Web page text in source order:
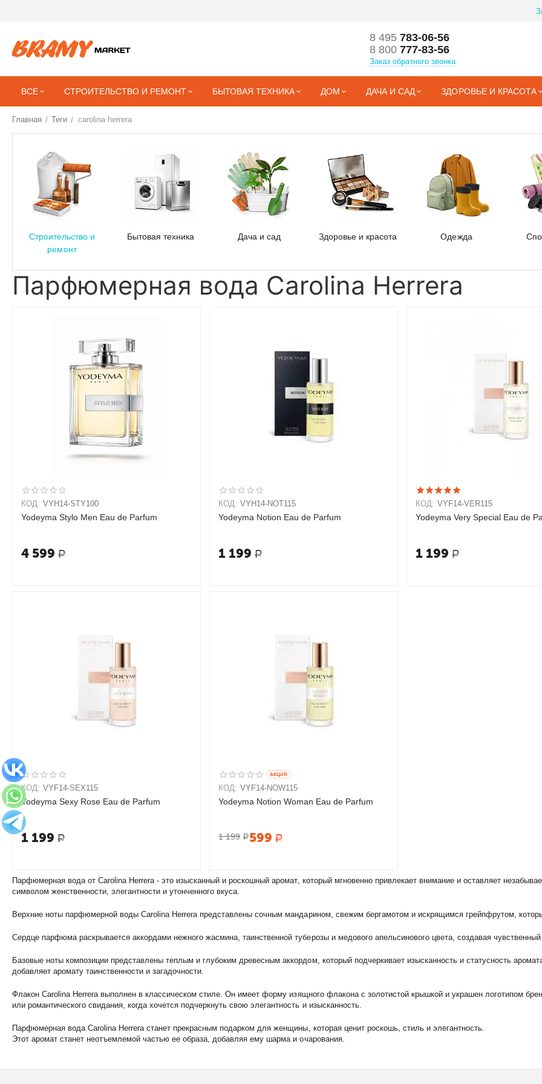
8 495783-06-56
8 800777-83-56
Заказ обратного звонка
ВСЕ СТРОИТЕЛЬСТВО И РЕМОНТ БЫТОВАЯ ТЕХНИКА ДОМ ДАЧА И САД ЗДОРОВЬЕ И КРАСОТА
Главная / Теги / carolina herrera
Строительство и
ремонт
Бытовая техника Дача и сад Здоровье и красота Одежда
Парфюмерная вода Carolina Herrera
КОД: VYH14-STY100
Yodeyma Stylo Men Eau de Parfum
4 599 Р
КОД: VYH14-NOT115
Yodeyma Notion Eau de Parfum
1 199 Р
КОД: VYF14-VER115
Yodeyma Very Special Eau de
1 199 Р
КОД: VYF14-SEX115
Yodeyma Sexy Rose Eau de Parfum
1 199 Р
AКЦИЯ
КОД: VYF14-NOW115
Yodeyma Notion Woman Eau de Parfum
1 199 Р 599 Р
Парфюмерная вода от Carolina Herrera - это изысканный и роскошный аромат, который мгновенно привлекает внимание и оставляет
символом женственности, элегантности и утонченного вкуса.
Верхние ноты парфюмерной воды Carolina Herrera представлены сочным мандарином, свежим бергамотом и искрящимся грейпфрутом,
Сердце парфюма раскрывается аккордами нежного жасмина, таинственной туберозы и медового апельсинового цвета, создавая
Базовые ноты композиции представлены теплым и глубоким древесным аккордом, который подчеркивает изысканность и статусность
добавляет аромату таинственности и загадочности.
Флакон Carolina Herrera выполнен в классическом стиле. Он имеет форму изящного флакона с золотистой крышкой и украшен логотипом
или романтического свидания, когда хочется подчеркнуть свою элегантность и изысканность.
Парфюмерная вода Carolina Herrera станет прекрасным подарком для женщины, которая ценит роскошь, стиль и элегантность.
Этот аромат станет неотъемлемой частью ее образа, добавляя ему шарма и очарования.